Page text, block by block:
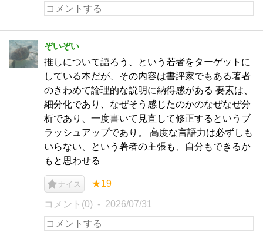
ぞいぞい
推しについて語ろう、という若者をターゲットに
している本だが、その内容は書評家でもある著者
のきわめて論理的な説明に納得感がある 要素は、
細分化であり、なぜそう感じたのかのなぜなぜ分
析であり、一度書いて見直して修正するというブ
ラッシュアップであり。 高度な言語力は必ずしも
いらない、という著者の主張も、自分もできるか
もと思わせる
ナイス ★19
コメント(0) 2026/07/31